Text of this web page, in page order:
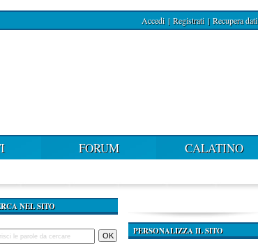
Accedi | Registrati | Recupera dati
FORUM CALATINO
NEL SITO
PERSONALIZZA IL SITO